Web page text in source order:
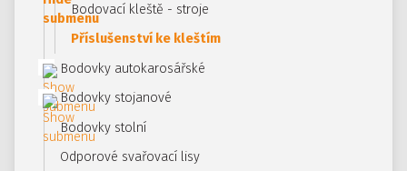
Bodovací kleště - stroje
Příslušenství ke kleštím
Bodovky autokarosářské
Bodovky stojanové
Bodovky stolní
Odporové svařovací lisy